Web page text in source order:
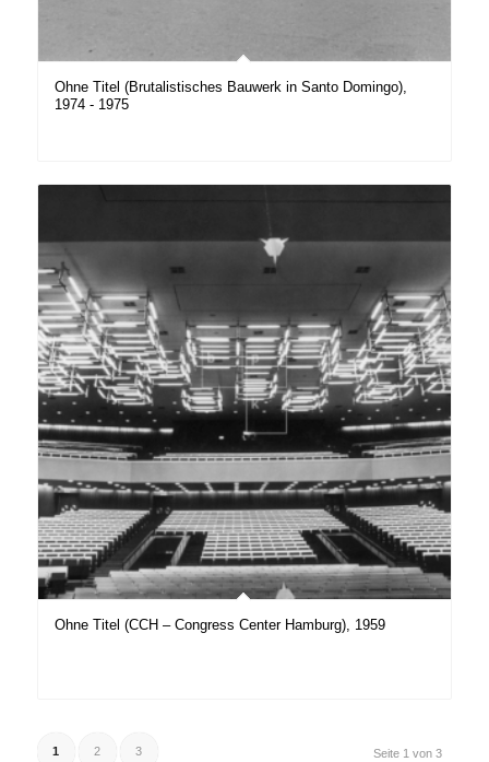
Ohne Titel (Brutalistisches Bauwerk in Santo Domingo),
1974 - 1975
Ohne Titel (CCH – Congress Center Hamburg), 1959
Seite 1 von 3
1 2 3